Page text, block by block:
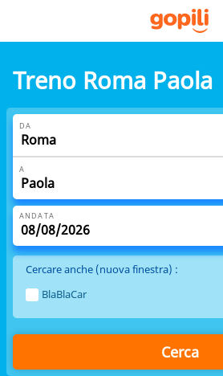
Treno Roma Paola
DA
A
ANDATA
Cercare anche (nuova finestra) :
BlaBlaCar
Cerca